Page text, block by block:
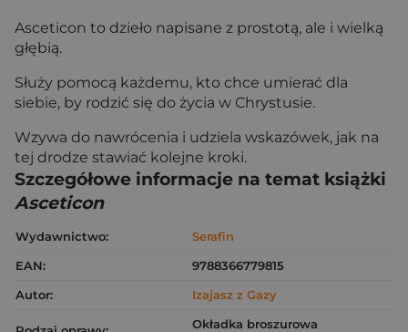
Asceticon to dzieło napisane z prostotą, ale i wielką
głębią.
Służy pomocą każdemu, kto chce umierać dla
siebie, by rodzić się do życia w Chrystusie.
Wzywa do nawrócenia i udziela wskazówek, jak na
tej drodze stawiać kolejne kroki.
Szczegółowe informacje na temat książki
Asceticon
Wydawnictwo:
Serafin
EAN:
9788366779815
Autor:
Izajasz z Gazy
Okładka broszurowa